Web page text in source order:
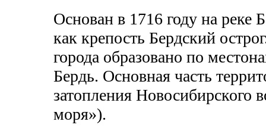
Основан в 1716 году на реке
как крепость Бердский
города образовано по
Бердь. Основная часть
затопления Новосибирского
моря»).